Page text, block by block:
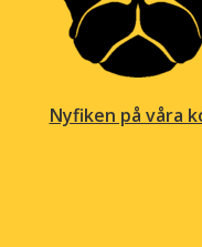
Nyfiken på våra